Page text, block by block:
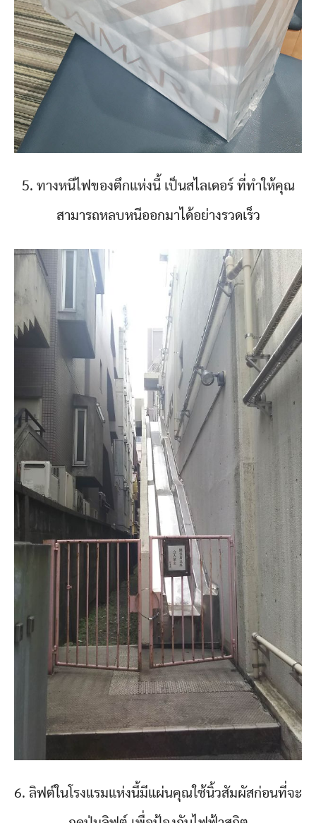
5. ทางหนีไฟของตึกแห่งนี้ เป็นสไลเดอร์ ที่ทำให้คุณ
สามารถหลบหนีออกมาได้อย่างรวดเร็ว
6. ลิฟต์ในโรงแรมแห่งนี้มีแผ่นคุณใช้นิ้วสัมผัสก่อนที่จะ